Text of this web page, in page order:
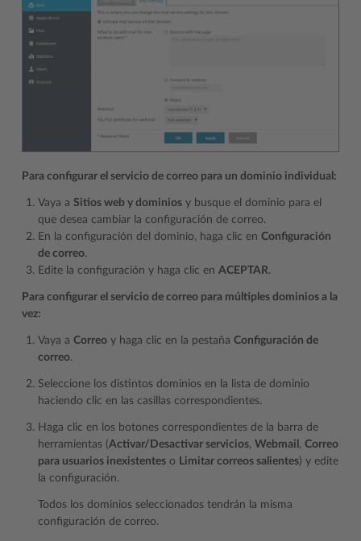
Para configurar el servicio de correo para un dominio individual:
Vaya a Sitios web y dominios y busque el dominio para el
que desea cambiar la configuración de correo.
En la configuración del dominio, haga clic en Configuración
de correo.
Edite la configuración y haga clic en ACEPTAR.
Para configurar el servicio de correo para múltiples dominios a la
vez:
Vaya a Correo y haga clic en la pestaña Configuración de
correo.
Seleccione los distintos dominios en la lista de dominio
haciendo clic en las casillas correspondientes.
Haga clic en los botones correspondientes de la barra de
herramientas (Activar/Desactivar servicios, Webmail , Correo
para usuarios inexistentes o Limitar correos salientes) y edite
la configuración.
Todos los dominios seleccionados tendrán la misma
configuración de correo.